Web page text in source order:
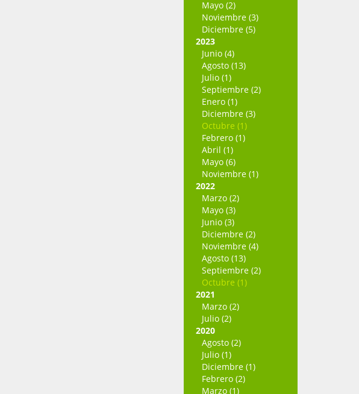
Mayo (2)
Noviembre (3)
Diciembre (5)
2023
Junio (4)
Agosto (13)
Julio (1)
Septiembre (2)
Enero (1)
Diciembre (3)
Octubre (1)
Febrero (1)
Abril (1)
Mayo (6)
Noviembre (1)
2022
Marzo (2)
Mayo (3)
Junio (3)
Diciembre (2)
Noviembre (4)
Agosto (13)
Septiembre (2)
Octubre (1)
2021
Marzo (2)
Julio (2)
2020
Agosto (2)
Julio (1)
Diciembre (1)
Febrero (2)
Marzo (1)